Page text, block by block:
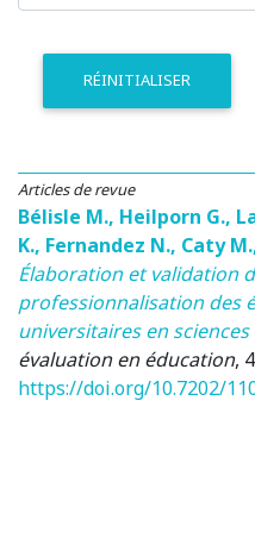
RÉINITIALISER
Articles de revue
Bélisle M., Heilporn G.,
K., Fernandez N., Caty M.
Élaboration et validation
professionnalisation des
universitaires en sciences
évaluation en éducation,
https://doi.org/10.7202/